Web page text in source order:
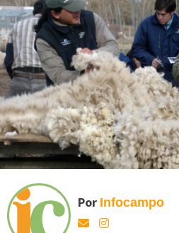
Por Infocampo